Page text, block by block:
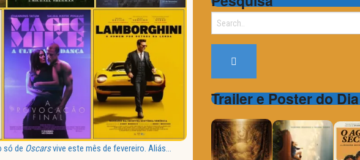
só de Oscarsvive este mês de fevereiro. Aliás…
Trailer e Poster do Dia